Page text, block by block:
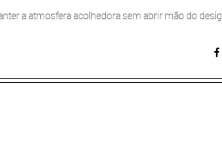
a atmosfera acolhedora sem abrir mão do